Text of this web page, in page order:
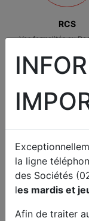
RCS
Vos formalités au
COMPTES
Déposer des
la ligne
des Sociétés
les mardis et
Afin de traiter